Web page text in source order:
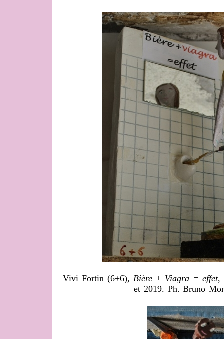
Vivi Fortin (6+6), Bière + Viagra = effet,
et 2019. Ph. Bruno